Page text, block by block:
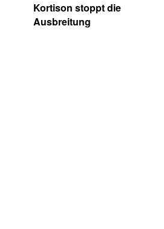
Kortison stoppt die
Ausbreitung